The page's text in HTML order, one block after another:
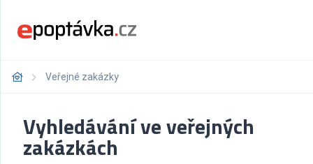
Veřejné zakázky
Vyhledávání ve veřejných
zakázkách